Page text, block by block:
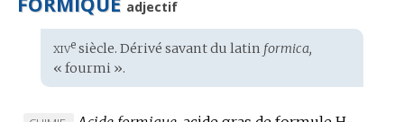
adjectif
Étymologie
:
xivesiècle. Dérivé savant du latin formica,
« fourmi ».